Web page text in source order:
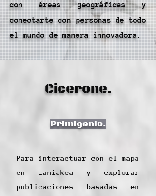
con áreas geográficas y
conectarte con personas de todo
el mundo de manera innovadora.
Cicerone.
Primigenio.
Para interactuar con el mapa
en Laniakea y explorar
publicaciones basadas en